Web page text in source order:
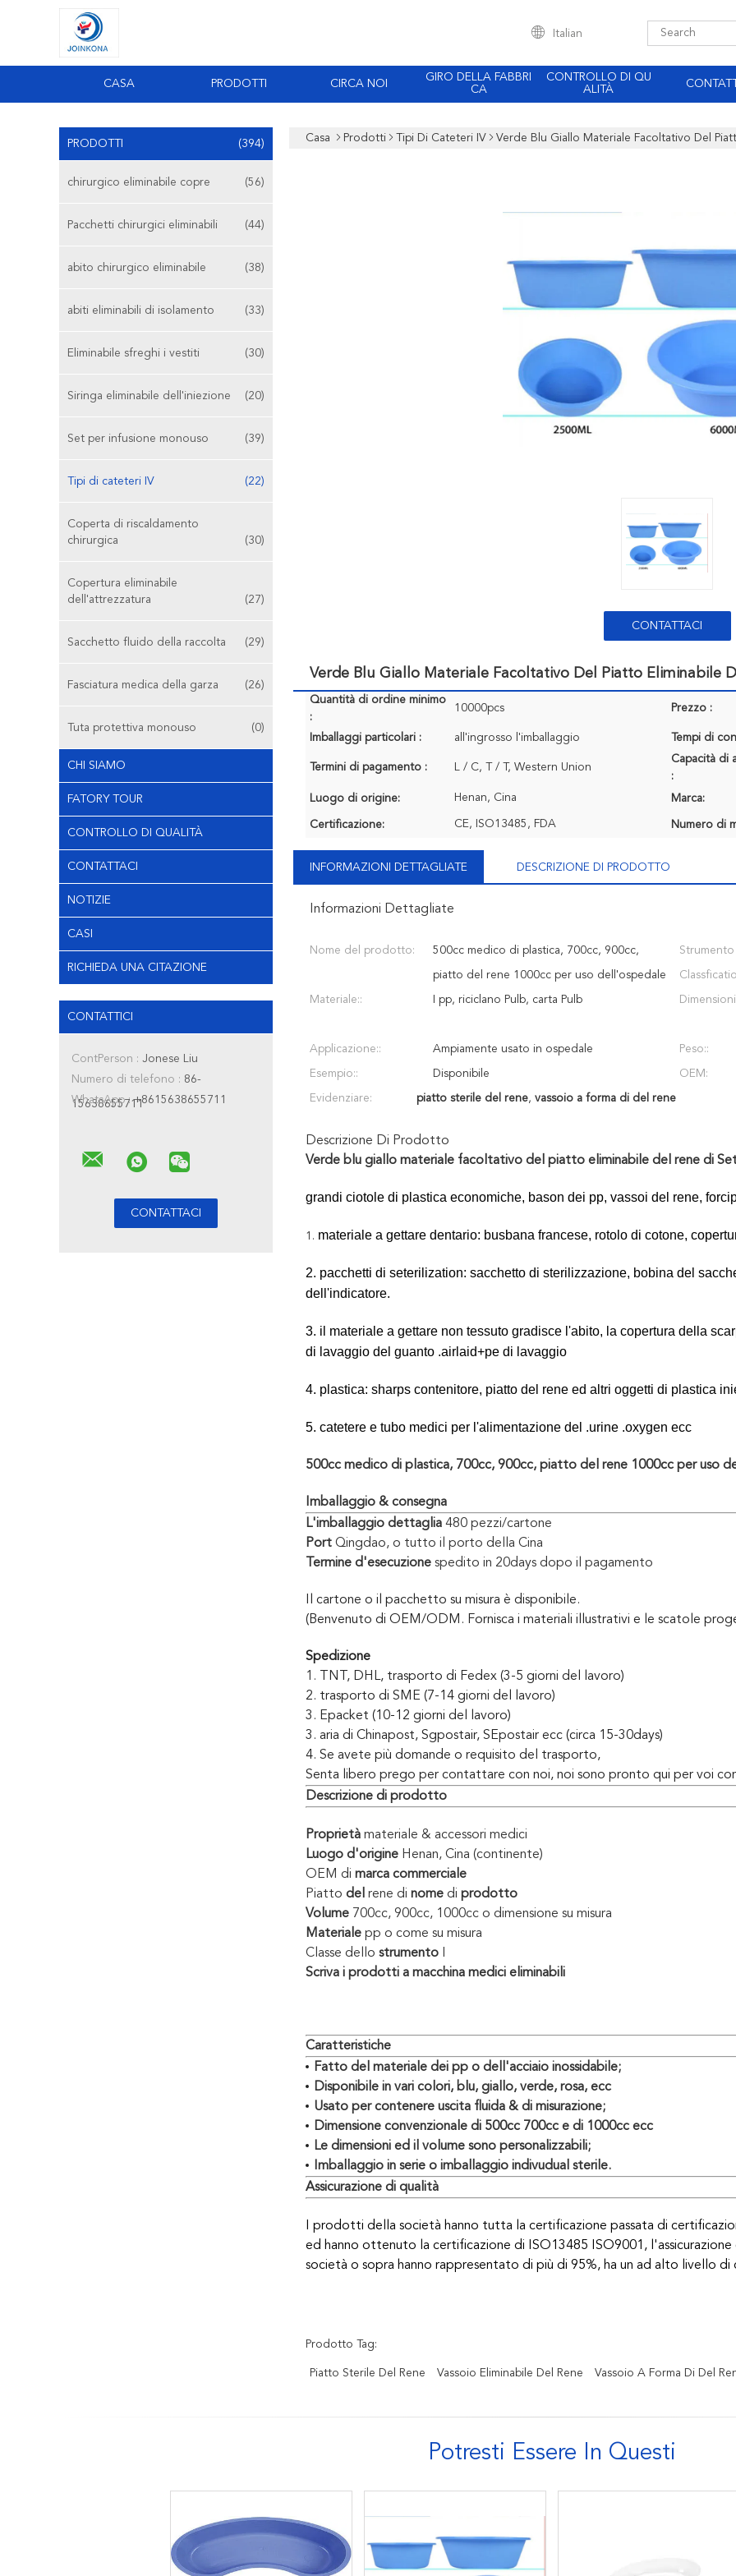
Italian
CASA PRODOTTI CIRCA NOI
GIRO DELLA FABBRI
CA
CONTROLLO DI QU
ALITÀ
PRODOTTI (394)
chirurgico eliminabile copre (56)
Pacchetti chirurgici eliminabili (44)
abito chirurgico eliminabile (38)
abiti eliminabili di isolamento (33)
Eliminabile sfreghi i vestiti (30)
Siringa eliminabile dell'iniezione (20)
Set per infusione monouso (39)
Tipi di cateteri IV (22)
Coperta di riscaldamento
chirurgica
(30)
Copertura eliminabile
dell'attrezzatura
(27)
Sacchetto fluido della raccolta (29)
Fasciatura medica della garza (26)
Tuta protettiva monouso (0)
CHI SIAMO
FATORY TOUR
CONTROLLO DI QUALITÀ
CONTATTACI
NOTIZIE
CASI
RICHIEDA UNA CITAZIONE
CONTATTICI
ContPerson : Jonese Liu
Numero di telefono : 86-
15638655711
WhatsApp :+8615638655711
Casa Prodotti Tipi Di Cateteri IV Verde Blu Giallo Materiale Facoltativo Del
CONTATTACI
Verde Blu Giallo Materiale Facoltativo Del Piatto Eliminabile
Quantità di ordine minimo
:
10000pcs Prezzo :
Imballaggi particolari : all'ingrosso l'imballaggio Tempi di
Termini di pagamento : L / C, T / T, Western Union
Capacità di
:
Luogo di origine: Henan, Cina Marca:
Certificazione: CE, ISO13485, FDA Numero di
INFORMAZIONI DETTAGLIATE DESCRIZIONE DI PRODOTTO
Informazioni Dettagliate
Nome del prodotto: 500cc medico di plastica, 700cc, 900cc,
piatto del rene 1000cc per uso dell'ospedale
Strumento
Materiale:: I pp, riciclano Pulb, carta Pulb
Applicazione:: Ampiamente usato in ospedale Peso::
Esempio:: Disponibile OEM:
Evidenziare: piatto sterile del rene, vassoio a forma di del rene
Descrizione Di Prodotto
Verde blu giallo materiale facoltativo del piatto eliminabile del rene di
grandi ciotole di plastica economiche, bason dei pp, vassoi del rene,
1. materiale a gettare dentario: busbana francese, rotolo di cotone,
2. pacchetti di seterilization: sacchetto di sterilizzazione, bobina del
dell'indicatore.
3. il materiale a gettare non tessuto gradisce l'abito, la copertura della
di lavaggio del guanto .airlaid+pe di lavaggio
4. plastica: sharps contenitore, piatto del rene ed altri oggetti di plastica
5. catetere e tubo medici per l'alimentazione del .urine .oxygen ecc
500cc medico di plastica, 700cc, 900cc, piatto del rene 1000cc per uso
Imballaggio & consegna
L'imballaggio dettaglia 480 pezzi/cartone
Port Qingdao, o tutto il porto della Cina
Termine d'esecuzione spedito in 20days dopo il pagamento
Il cartone o il pacchetto su misura è disponibile.
(Benvenuto di OEM/ODM. Fornisca i materiali illustrativi e le scatole
Spedizione
1.
TNT, DHL, trasporto di Fedex (3-5 giorni del lavoro)
2. trasporto di SME (7-14 giorni del lavoro)
3. Epacket (10-12 giorni del lavoro)
3. aria di Chinapost, Sgpostair, SEpostair ecc (circa 15-30days)
4. Se avete più domande o requisito del trasporto,
Senta libero prego per contattare con noi, noi sono pronto qui per voi
Descrizione di prodotto
Proprietà materiale & accessori medici
Luogo d'origine Henan, Cina (continente)
OEM di marca commerciale
Piatto del rene di nome di prodotto
Volume 700cc, 900cc, 1000cc o dimensione su misura
Materiale pp o come su misura
Classe dello strumento
Scriva i prodotti a macchina medici eliminabili
Caratteristiche
Fatto del materiale dei pp o dell'acciaio inossidabile;
Disponibile in vari colori, blu, giallo, verde, rosa, ecc
Usato per contenere uscita fluida & di misurazione;
Dimensione convenzionale di 500cc 700cc e di 1000cc ecc
Le dimensioni ed il volume sono personalizzabili;
Imballaggio in serie o imballaggio indivudual sterile.
Assicurazione di qualità
I prodotti della società hanno tutta la certificazione passata di
ed hanno ottenuto la certificazione di ISO13485 ISO9001,
società o sopra hanno rappresentato di più di 95%, ha un ad alto livello di
Prodotto Tag:
Piatto Sterile Del Rene Vassoio Eliminabile Del Rene Vassoio A Forma Di Del
Potresti Essere In Questi